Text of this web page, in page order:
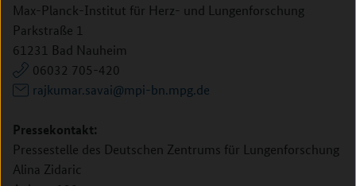
Max-Planck-Institut für Herz- und Lungenforschung
Parkstraße 1
61231 Bad Nauheim
06032 705-420
rajkumar.savai@mpi-bn.mpg.de
Pressekontakt:
Pressestelle des Deutschen Zentrums für Lungenforschung
Alina Zidaric